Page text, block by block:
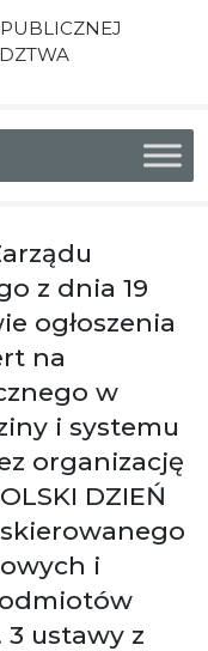
z dnia 19
ogłoszenia
na
w
i systemu
organizację
DZIEŃ
skierowanego
i
ustawy z